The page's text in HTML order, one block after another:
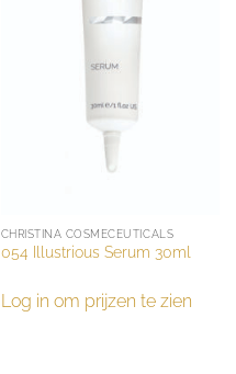
CHRISTINA COSMECEUTICALS
054 Illustrious Serum 30ml
Log in om prijzen te zien